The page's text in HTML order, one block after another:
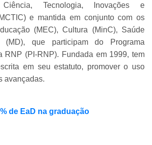
Tecnologia, Inovações e
e mantida em conjunto com os
(MEC), Cultura (MinC), Saúde
que participam do Programa
RNP (PI-RNP). Fundada em 1999, tem
em seu estatuto, promover o uso
avançadas.
de EaD na graduação